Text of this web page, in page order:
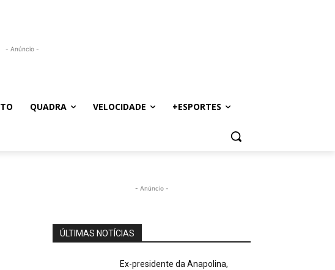
- Anúncio -
QUADRA VELOCIDADE +ESPORTES
- Anúncio -
ÚLTIMAS NOTÍCIAS
Ex-presidente da Anapolina,